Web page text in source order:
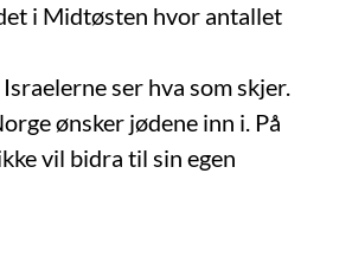
i Midtøsten hvor antallet
ser hva som skjer.
ønsker jødene inn i. På
vil bidra til sin egen